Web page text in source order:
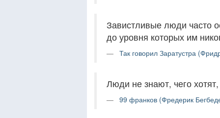
Завистливые люди часто
до уровня которых им
Так говорил Заратустра
Люди не знают, чего
99 франков (Фредерик